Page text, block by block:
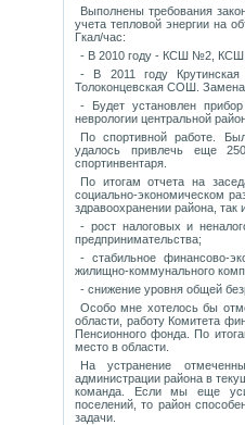
Выполнены требования
учета тепловой энергии на
Гкал/час:
- В 2010 году - КСШ №2,
- В 2011 году
Толоконцевская СОШ. Замена
- Будет установлен
неврологии центральной
По спортивной работе.
удалось привлечь еще
спортинвентаря.
По итогам отчета на
социально-экономическом
здравоохранении района,
- рост налоговых и
предпринимательства;
- стабильное финансово-
жилищно-коммунального
- снижение уровня общей
Особо мне хотелось бы
области, работу Комитета
Пенсионного фонда. По
место в области.
На устранение
администрации района в
команда. Если мы еще
поселений, то район
задачи.